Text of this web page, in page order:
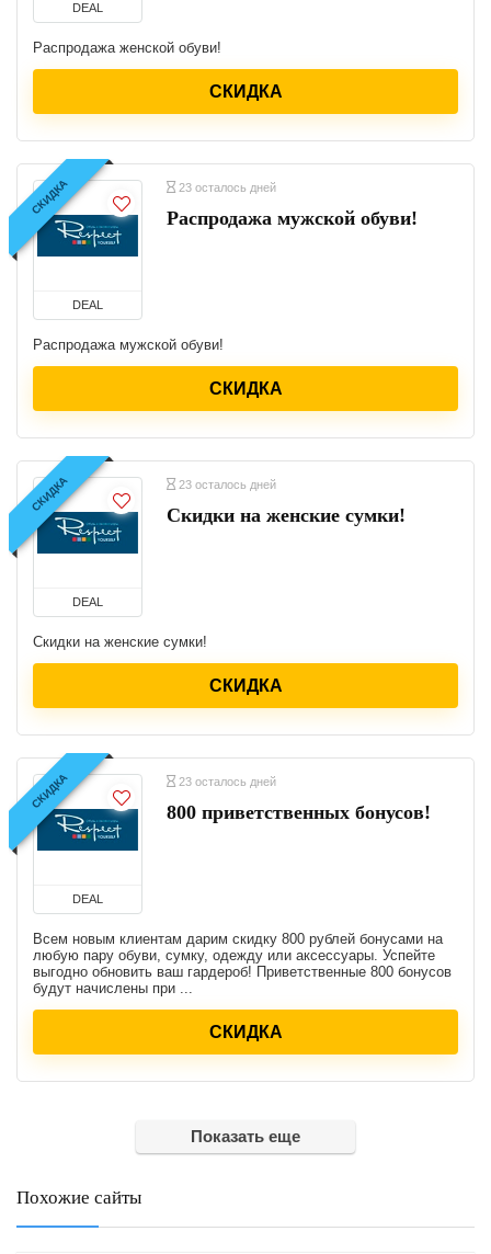
DEAL
Распродажа женской обуви!
СКИДКА
СКИДКА
DEAL
23 осталось дней
Распродажа мужской обуви!
Распродажа мужской обуви!
СКИДКА
СКИДКА
DEAL
23 осталось дней
Скидки на женские сумки!
Скидки на женские сумки!
СКИДКА
СКИДКА
DEAL
23 осталось дней
800 приветственных бонусов!
Всем новым клиентам дарим скидку 800 рублей бонусами на
любую пару обуви, сумку, одежду или аксессуары. Успейте
выгодно обновить ваш гардероб! Приветственные 800 бонусов
будут начислены при ...
СКИДКА
Показать еще
Похожие сайты